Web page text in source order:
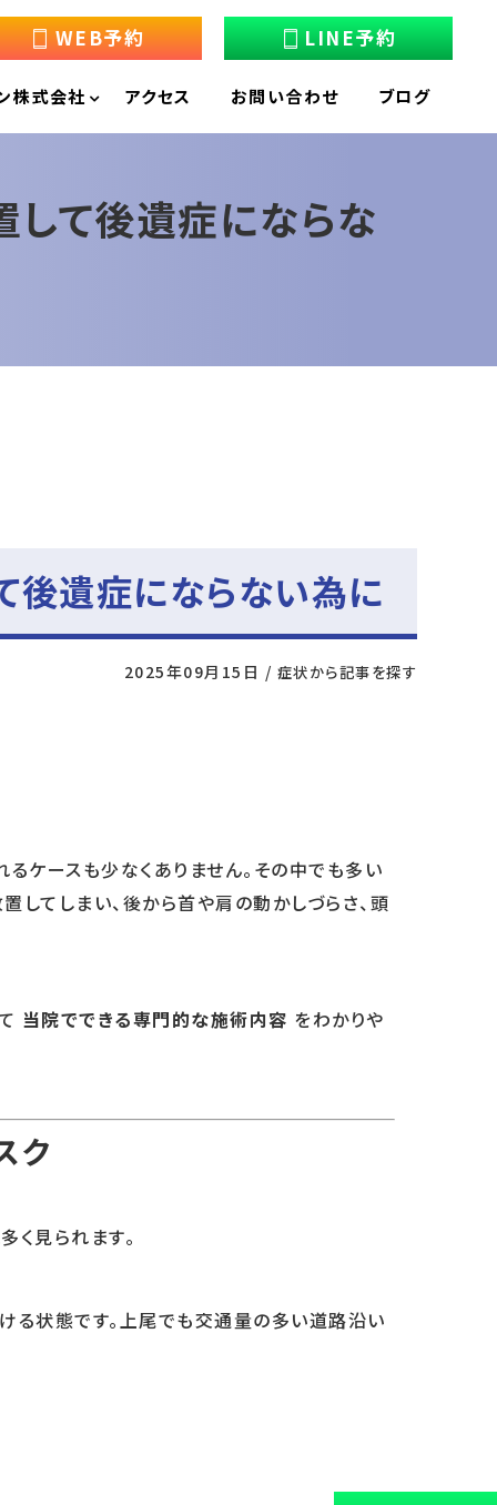
WEB予約 LINE予約
株式会社 アクセス お問い合わせ ブログ
して後遺症にならな
後遺症にならない為に
2025年09月15日 / 症状から記事を探す
ケースも少なくありません。その中でも多い
してしまい、後から首や肩の動かしづらさ、頭
当院でできる専門的な施術内容 をわかりや
ク
く見られます。
る状態です。上尾でも交通量の多い道路沿い